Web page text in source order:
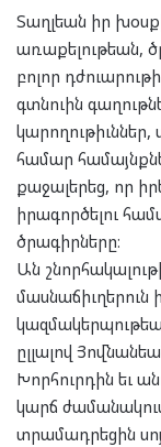
Տաղլեան իր
առաքելութեան,
բոլոր
գտնուին
կարողութիւններ,
համար
քաջալերեց, որ
իրագործելու
ծրագիրները։
Ան
մասնաճիւղերուն
ըլլալով
Խորհուրդին եւ
կարճ
տրամադրեցին